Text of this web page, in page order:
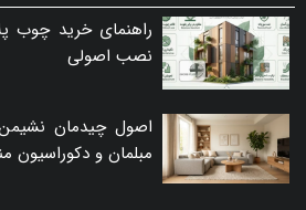
راهنمای خرید چوب
نصب اصولی
اصول چیدمان
مبلمان و دکوراسیون